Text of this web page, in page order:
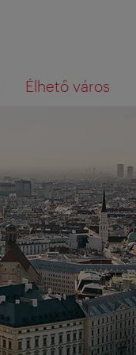
Élhető város